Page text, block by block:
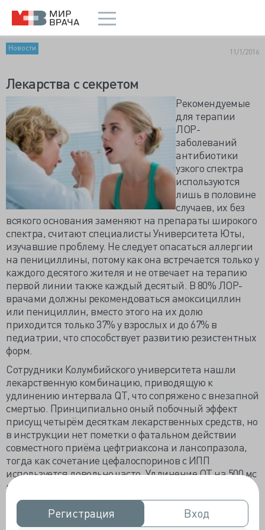
Регистрация
Регистрация Вход
Вход
Новости 11/1/2016
Лекарства с секретом
Рекомендуемые
для терапии
ЛОР-
заболеваний
антибиотики
узкого спектра
используются
лишь в половине
случаев, их без
всякого основания заменяют на препараты широкого
спектра, считают специалисты Университета Юты,
изучавшие проблему. Не следует опасаться аллергии
на пенициллины, потому как она встречается только у
каждого десятого жителя и не отвечает на терапию
первой линии также каждый десятый. В 80% ЛОР-
врачами должны рекомендоваться амоксициллин
или пенициллин, вместо этого на их долю
приходится только 37% у взрослых и до 67% в
педиатрии, что способствует развитию резистентных
форм.
Сотрудники Колумбийского университета нашли
лекарственную комбинацию, приводящую к
удлинению интервала QT, что сопряжено с внезапной
смертью. Принципиально оный побочный эффект
присущ четырём десяткам лекарственных средств, но
в инструкции нет пометки о фатальном действии
совместного приёма цефтриаксона и лансопразола,
тогда как сочетание цефалоспоринов с ИПП
используется довольно часто. Удлинение QT на 500 мс
выше порогового значения наблюдалось у 19%
пациентов по сравнению с 14% принимавших только
одно из указанных лекарственных средств. Каждый
пятый пациент имеет шанс не проснуться.